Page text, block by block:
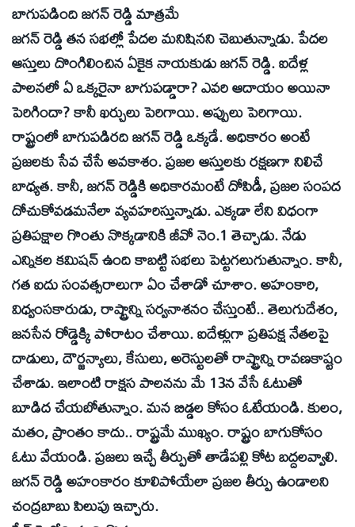
బాగుపడింది జగన్‌ రెడ్డి మాత్రమే
జగన్‌ రెడ్డి తన సభల్లో పేదల మనిషినని చెబుతున్నాడు. పేదల
ఆస్తులు దొంగిలించిన ఏకైక నాయకుడు జగన్‌ రెడ్డి. ఐదేళ్ల
పాలనలో ఏ ఒక్కరైనా బాగుపడ్డారా? ఎవరి ఆదాయం అయినా
పెరిగిందా? కానీ ఖర్చులు పెరిగాయి. అప్పులు పెరిగాయి.
రాష్ట్రంలో బాగుపడిరది జగన్‌ రెడ్డి ఒక్కడే. అధికారం అంటే
ప్రజలకు సేవ చేసే అవకాశం. ప్రజల ఆస్తులకు రక్షణగా నిలిచే
బాధ్యత. కానీ, జగన్‌ రెడ్డికి అధికారమంటే దోపిడీ, ప్రజల సంపద
దోచుకోవడమనేలా వ్యవహరిస్తున్నాడు. ఎక్కడా లేని విధంగా
ప్రతిపక్షాల గొంతు నొక్కడానికి జీవో నెం.1 తెచ్చాడు. నేడు
ఎన్నికల కమిషన్‌ ఉంది కాబట్టి సభలు పెట్టగలుగుతున్నాం. కానీ,
గత ఐదు సంవత్సరాలుగా ఏం చేశాడో చూశాం. అహంకారి,
విధ్వంసకారుడు, రాష్ట్రాన్ని సర్వనాశనం చేస్తుంటే.. తెలుగుదేశం,
జనసేన రోడ్డెక్కి పోరాటం చేశాయి. ఐదేళ్లుగా ప్రతిపక్ష నేతలపై
దాడులు, దౌర్జన్యాలు, కేసులు, అరెస్టులతో రాష్ట్రాన్ని రావణకాష్టం
చేశాడు. ఇలాంటి రాక్షస పాలనను మే 13న వేసే ఓటుతో
బూడిద చేయబోతున్నాం. మన బిడ్డల కోసం ఓటేయండి. కులం,
మతం, ప్రాంతం కాదు.. రాష్ట్రమే ముఖ్యం. రాష్ట్రం బాగుకోసం
ఓటు వేయండి. ప్రజలు ఇచ్చే తీర్పుతో తాడేపల్లి కోట బద్దలవ్వాలి.
జగన్‌ రెడ్డి అహంకారం కూలిపోయేలా ప్రజల తీర్పు ఉండాలని
చంద్రబాబు పిలుపు ఇచ్చారు.